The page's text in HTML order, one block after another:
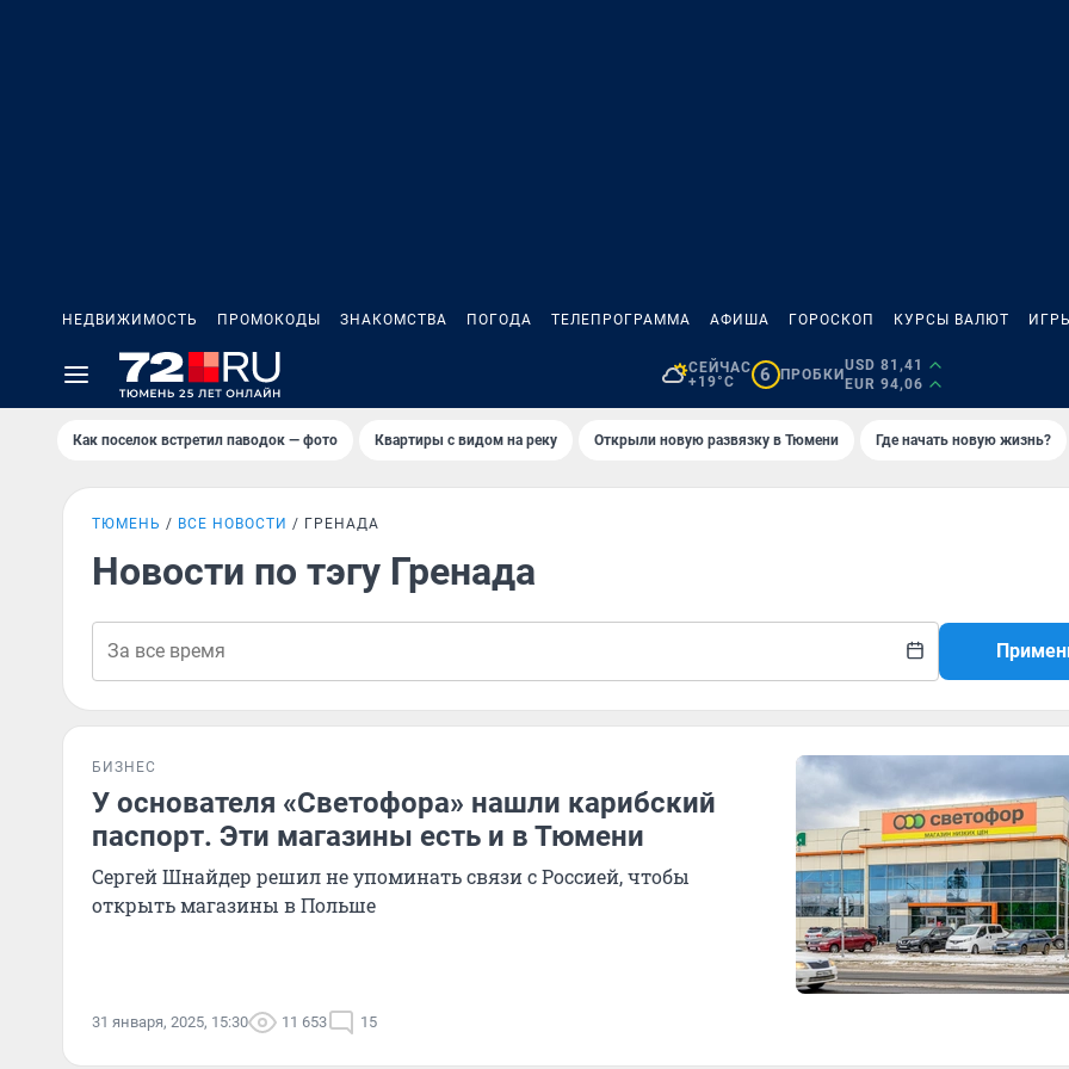
НЕДВИЖИМОСТЬ ПРОМОКОДЫ ЗНАКОМСТВА ПОГОДА ТЕЛЕПРОГРАММА АФИША ГОРОСКОП КУРСЫ ВАЛЮТ
СЕЙЧАС
+19°C
6 ПРОБКИ
USD 81,41
EUR 94,06
Как поселок встретил паводок — фото Квартиры с видом на реку Открыли новую развязку в Тюмени Где начать новую жизнь?
ТЮМЕНЬ ВСЕ НОВОСТИ ГРЕНАДА
Новости по тэгу Гренада
БИЗНЕС
У основателя «Светофора» нашли карибский
паспорт. Эти магазины есть и в Тюмени
Сергей Шнайдер решил не упоминать связи с Россией, чтобы
открыть магазины в Польше
31 января, 2025, 15:30 11 653 15